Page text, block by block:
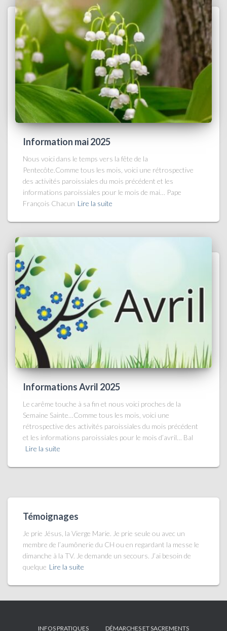
Information mai 2025
Nous voici dans le temps vers la fête de la
Pentecôte.Comme tous les mois, voici une rétrospective
des activités paroissiales du mois précédent et les
informations paroissiales pour le mois de mai… Pape
François Chacun Lire la suite
Informations Avril 2025
Le carême touche à sa fin et nous voici proches de la
Semaine Sainte…Comme tous les mois, voici une
rétrospective des activités paroissiales du mois précédent
et les informations paroissiales pour le mois d’avril… Bal
Lire la suite
Témoignages
Je prie Jésus, la Vierge Marie. Je prie seule ou avec un
membre de l’aumônerie du CH ou en regardant la messe le
dimanche à la TV. Je demande un secours. J’ai besoin de
quelque Lire la suite
INFOS PRATIQUES DÉMARCHES ET SACREMENTS